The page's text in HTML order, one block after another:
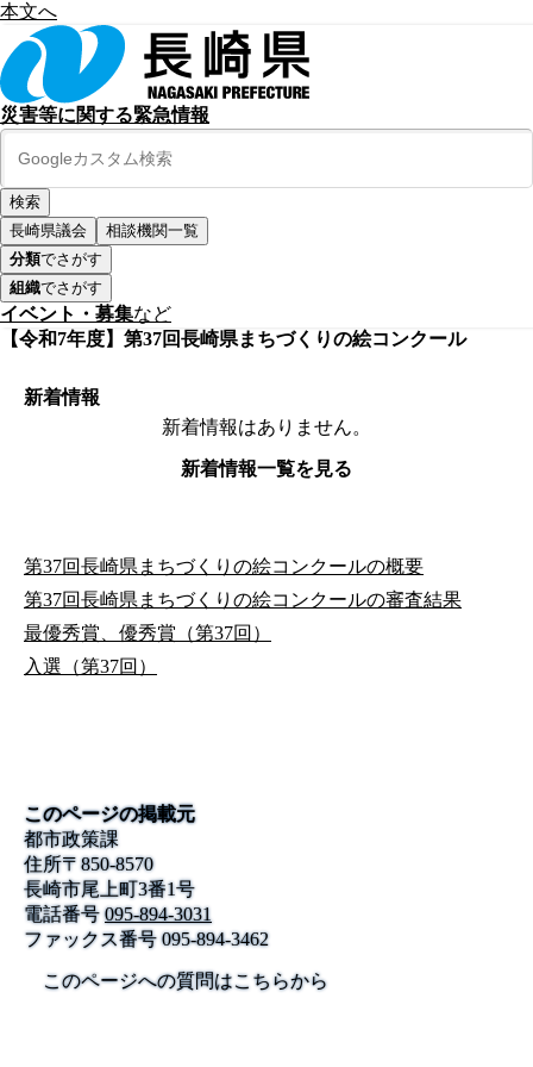
本文へ
災害等に関する緊急情報
長崎県議会
相談機関一覧
分類でさがす
組織でさがす
イベント・募集など
【令和7年度】第37回長崎県まちづくりの絵コンクール
新着情報
新着情報はありません。
新着情報一覧を見る
第37回長崎県まちづくりの絵コンクールの概要
第37回長崎県まちづくりの絵コンクールの審査結果
最優秀賞、優秀賞（第37回）
入選（第37回）
このページの掲載元
都市政策課
住所〒850-8570
長崎市尾上町3番1号
電話番号 095-894-3031
ファックス番号095-894-3462
このページへの質問はこちらから